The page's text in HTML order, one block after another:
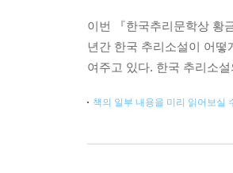
이번 『한국추리문학상 황
년간 한국 추리소설이 어
여주고 있다. 한국 추리소
책의 일부 내용을 미리 읽어보실